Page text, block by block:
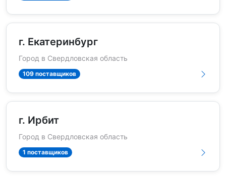
г. Екатеринбург
Город в Свердловская область
109 поставщиков
г. Ирбит
Город в Свердловская область
1 поставщиков